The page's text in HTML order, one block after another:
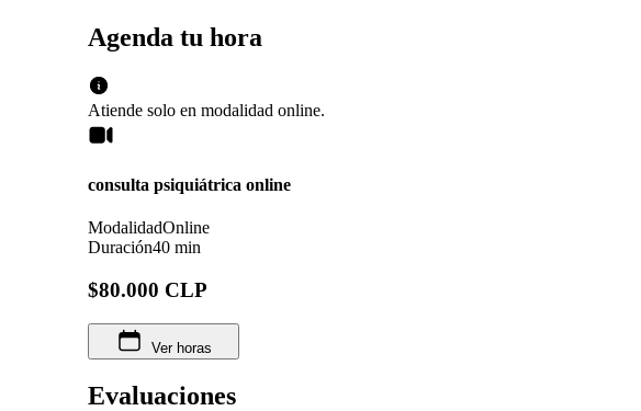
Agenda tu hora
Atiende solo en modalidad online.
consulta psiquiátrica online
ModalidadOnline
Duración40 min
$80.000 CLP
Ver horas
Evaluaciones